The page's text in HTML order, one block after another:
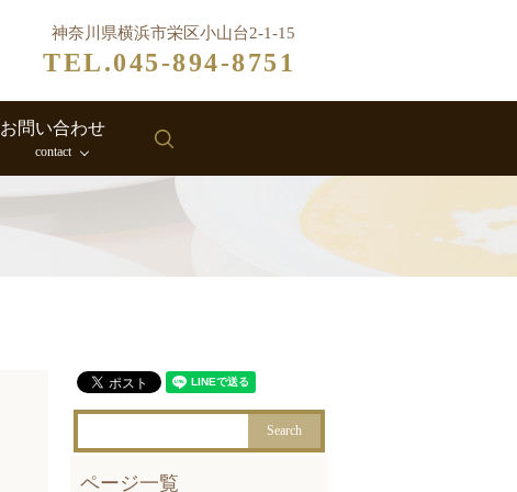
神奈川県横浜市栄区小山台2-1-15
TEL.045-894-8751
お問い合わせ
contact